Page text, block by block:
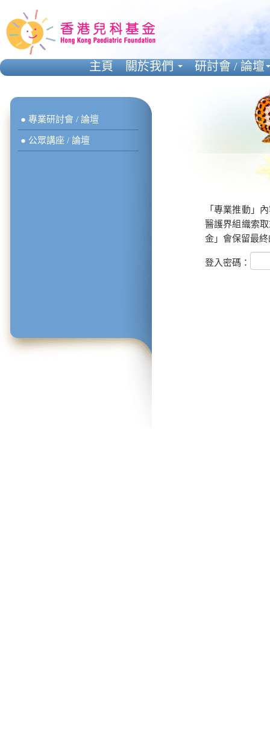
● 專業研討會 / 論壇
● 公眾講座 / 論壇
「專業推動」
醫護界組織索
金」會保留最
登入密碼：
主頁 關於我們 研討會 / 論壇